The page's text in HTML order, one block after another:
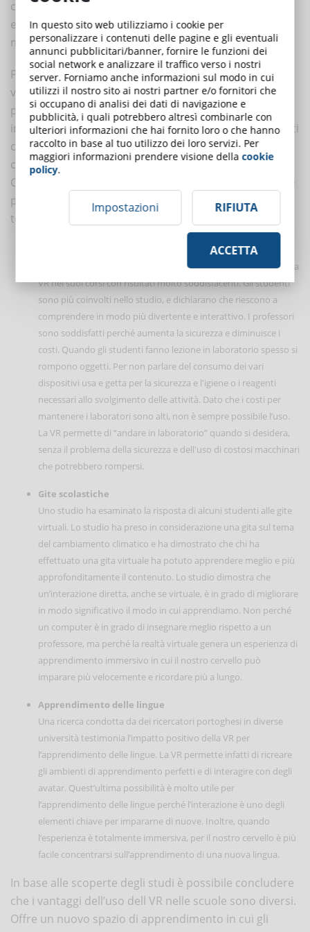
che interagiscono in diverse situazioni permette di
educare e gli insegnanti di imparare a come reagire in
modo appropriato.
Per quanto riguarda glistudenti, invece, la realtà
virtuale permette di imparare alcune materie in modo
più veloce ed efficiente perché offre un'esperienza
immersiva in cui il soggetto, interagendo con gli oggetti
che ha a disposizione, può mettere in pratica la teoria
che ha studiato.
Ci sono diversi studi che dimostrano l’applicazione che
può avere la VR e l’impatto positivo di questa
tecnologia:
La Eastern Michigan University, negli Stati Uniti, ha introdotto la
VR nei suoi corsi con risultati molto soddisfacenti. Gli studenti
sono più coinvolti nello studio, e dichiarano che riescono a
comprendere in modo più divertente e interattivo. I professori
sono soddisfatti perché aumenta la sicurezza e diminuisce i
costi. Quando gli studenti fanno lezione in laboratorio spesso si
rompono oggetti. Per non parlare del consumo dei vari
dispositivi usa e getta per la sicurezza e l'igiene o i reagenti
necessari allo svolgimento delle attività. Dato che i costi per
mantenere i laboratori sono alti, non è sempre possibile l’uso.
La VR permette di “andare in laboratorio” quando si desidera,
senza il problema della sicurezza e dell'uso di costosi macchinari
che potrebbero rompersi.
Gite scolastiche
Uno studio ha esaminato la risposta di alcuni studenti alle gite
virtuali. Lo studio ha preso in considerazione una gita sul tema
del cambiamento climatico e ha dimostrato che chi ha
effettuato una gita virtuale ha potuto apprendere meglio e più
approfonditamente il contenuto. Lo studio dimostra che
un’interazione diretta, anche se virtuale, è in grado di migliorare
in modo significativo il modo in cui apprendiamo. Non perché
un computer è in grado di insegnare meglio rispetto a un
professore, ma perché la realtà virtuale genera un esperienza di
apprendimento immersivo in cui il nostro cervello può
imparare più velocemente e ricordare più a lungo.
Apprendimento delle lingue
Una ricerca condotta da dei ricercatori portoghesi in diverse
università testimonia l’impatto positivo della VR per
l’apprendimento delle lingue. La VR permette infatti di ricreare
gli ambienti di apprendimento perfetti e di interagire con degli
avatar. Quest’ultima possibilità è molto utile per
l’apprendimento delle lingue perché l’interazione è uno degli
elementi chiave per impararne di nuove. Inoltre, quando
l’esperienza è totalmente immersiva, per il nostro cervello è più
facile concentrarsi sull’apprendimento di una nuova lingua.
In base alle scoperte degli studi è possibile concludere
che i vantaggi dell’uso dell VR nelle scuole sono diversi.
Offre un nuovo spazio di apprendimento in cui gli
In questo sito web utilizziamo i cookie per
personalizzare i contenuti delle pagine e gli eventuali
annunci pubblicitari/banner, fornire le funzioni dei
social network e analizzare il traffico verso i nostri
server. Forniamo anche informazioni sul modo in cui
utilizzi il nostro sito ai nostri partner e/o fornitori che
si occupano di analisi dei dati di navigazione e
pubblicità, i quali potrebbero altresì combinarle con
ulteriori informazioni che hai fornito loro o che hanno
raccolto in base al tuo utilizzo dei loro servizi. Per
maggiori informazioni prendere visione dellacookie
policy.
Impostazioni RIFIUTA
ACCETTA